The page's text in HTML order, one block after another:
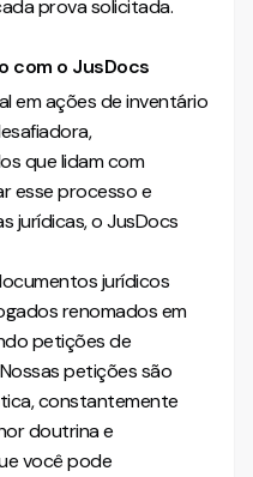
prova solicitada.
com o JusDocs
em ações de inventário
que lidam com
esse processo e
jurídicas, o JusDocs
jurídicos
renomados em
petições de
petições são
constantemente
doutrina e
você pode